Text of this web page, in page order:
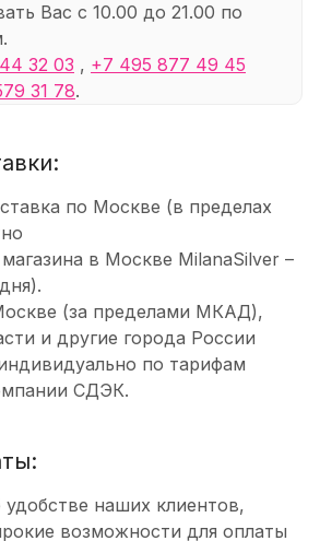
Вас с 10.00 до 21.00 по
32 03 , +7 495 877 49 45
31 78.
по Москве (в пределах
в Москве MilanaSilver –
(за пределами МКАД),
и другие города России
по тарифам
СДЭК.
наших клиентов,
возможности для оплаты